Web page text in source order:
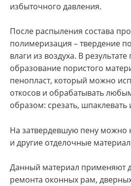
избыточного давления.
После распыления состава
полимеризация – твердение
влаги из воздуха. В
образование пористого
пенопласт, который можно
откосов и обрабатывать
образом: срезать, шпаклевать
На затвердевшую пену можно
и другие отделочные
Данный материал применяют
ремонта оконных рам,